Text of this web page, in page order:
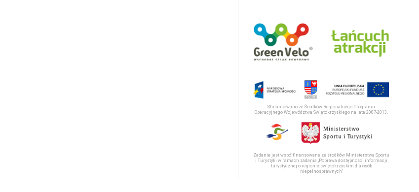
Sfinansowano ze Środków Regionalnego Programu
Operacyjnego Województwa Świętokrzyskiego na lata 2007-2013.
Zadanie jest współfinansowane ze środków Ministerstwa Sportu
i Turystyki w ramach zadania „Poprawa dostępności informacji
turystycznej o regionie świętokrzyskim dla osób
niepełnosprawnych“